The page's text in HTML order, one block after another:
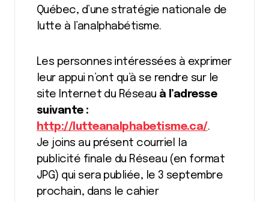
Québec, d’une stratégie nationale de
lutte à l’analphabétisme.
Les personnes intéressées à exprimer
leur appui n’ont qu’à se rendre sur le
site Internet du Réseau à l’adresse
suivante :
http://lutteanalphabetisme.ca/.
Je joins au présent courriel la
publicité finale du Réseau (en format
JPG) qui sera publiée, le 3 septembre
prochain, dans le cahier